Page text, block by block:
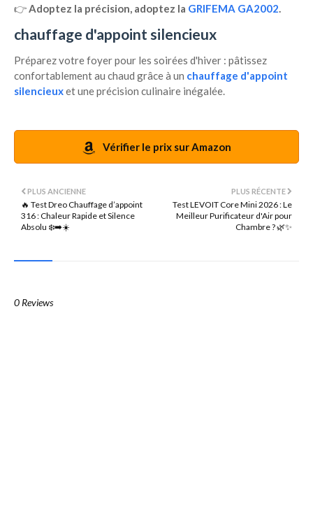
👉Adoptez la précision, adoptez la GRIFEMA GA2002.
chauffage d'appoint silencieux
Préparez votre foyer pour les soirées d'hiver : pâtissez
confortablement au chaud grâce à un chauffage d'appoint
silencieuxet une précision culinaire inégalée.
Vérifier le prix sur Amazon
PLUS RÉCENTE
Test LEVOIT Core Mini 2026 : Le
Meilleur Purificateur d'Air pour
Chambre ? 🌿✨
PLUS ANCIENNE
🔥 Test Dreo Chauffage d’appoint
316 : Chaleur Rapide et Silence
Absolu ❄️➡️☀️
0 Reviews